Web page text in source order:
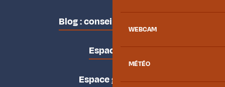
WEBCAM
MÉTÉO
Blog : conseils des locaux
Espace pro
Espace groupes